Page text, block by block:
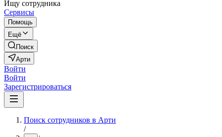
Ищу сотрудника
Сервисы
Помощь
Ещё
Поиск
Арти
Войти
Войти
Зарегистрироваться
Поиск сотрудников в Арти
/